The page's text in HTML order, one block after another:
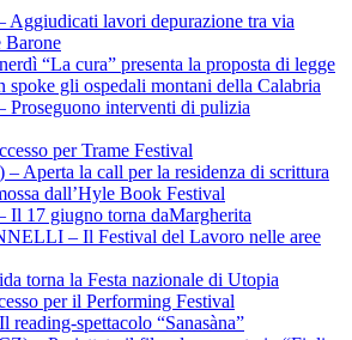
lavori depurazione tra via
Barone
“La cura” presenta la proposta di legge
spoke gli ospedali montani della Calabria
interventi di pulizia
per Trame Festival
Aperta la call per la residenza di scrittura
dall’Hyle Book Festival
17 giugno torna daMargherita
– Il Festival del Lavoro nelle aree
torna la Festa nazionale di Utopia
per il Performing Festival
spettacolo “Sanasàna”